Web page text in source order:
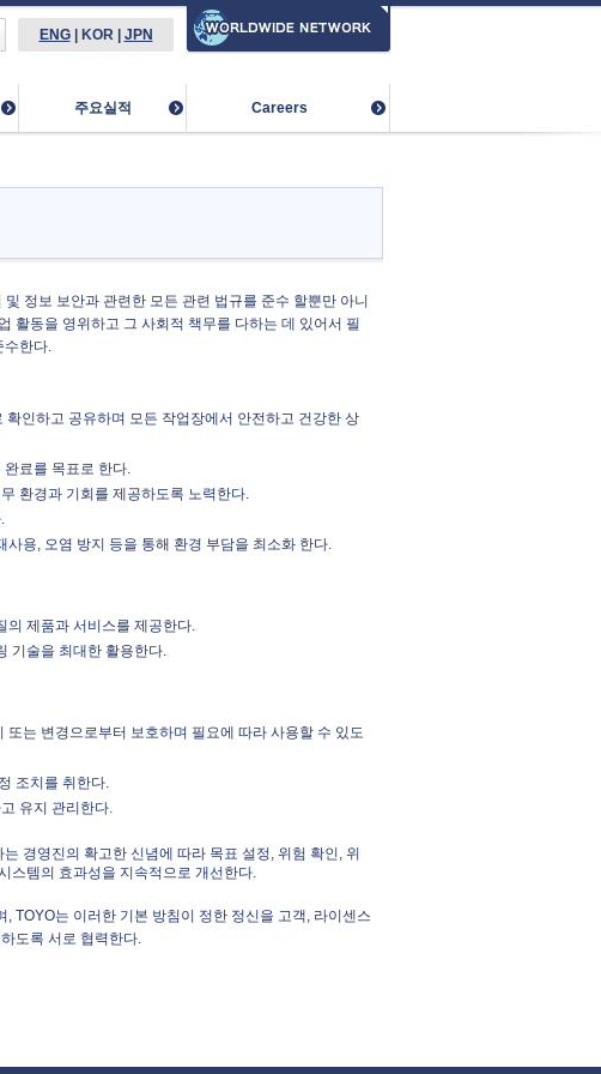
ENG| KOR| JPN
주요실적 Careers
정보 보안과 관련한 모든 관련 법규를 준수 할뿐만 아니
활동을 영위하고 그 사회적 책무를 다하는 데 있어서 필
수한다.
인하고 공유하며 모든 작업장에서 안전하고 건강한 상
완료를 목표로 한다.
환경과 기회를 제공하도록 노력한다.
사용, 오염 방지 등을 통해 환경 부담을 최소화 한다.
의 제품과 서비스를 제공한다.
기술을 최대한 활용한다.
는 변경으로부터 보호하며 필요에 따라 사용할 수 있도
조치를 취한다.
유지 관리한다.
경영진의 확고한 신념에 따라 목표 설정, 위험 확인, 위
스템의 효과성을 지속적으로 개선한다.
TOYO는 이러한 기본 방침이 정한 정신을 고객, 라이센스
도록 서로 협력한다.